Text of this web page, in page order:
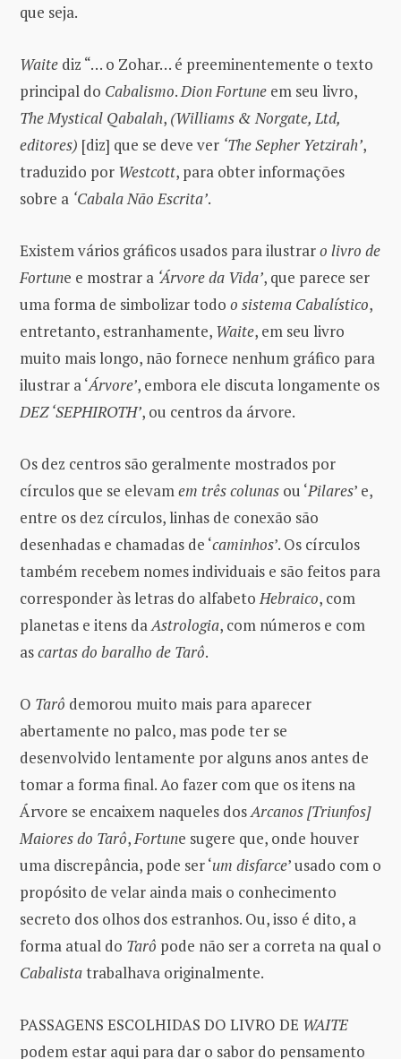
que seja.
Waite diz “… o Zohar… é preeminentemente o texto
principal do Cabalismo.Dion Fortune em seu livro,
The Mystical Qabalah, (Williams & Norgate, Ltd,
editores) [diz] que se deve ver ‘The Sepher Yetzirah’,
traduzido por Westcott, para obter informações
sobre a ‘Cabala Não Escrita’.
Existem vários gráficos usados ​​para ilustraro livro de
Fortune e mostrar a ‘Árvore da Vida’, que parece ser
uma forma de simbolizar todo o sistema Cabalístico,
entretanto, estranhamente, Waite, em seu livro
muito mais longo, não fornece nenhum gráfico para
ilustrar a ‘Árvore’, embora ele discuta longamente os
DEZ ‘SEPHIROTH’, ou centros da árvore.
Os dez centros são geralmente mostrados por
círculos que se elevamem três colunas ou ‘Pilares’ e,
entre os dez círculos, linhas de conexão são
desenhadas e chamadas de ‘caminhos’. Os círculos
também recebem nomes individuais e são feitos para
corresponder às letras do alfabetoHebraico, com
planetas e itens daAstrologia, com números e com
ascartas do baralho de Tarô.
O Tarô demorou muito mais para aparecer
abertamente no palco, mas pode ter se
desenvolvido lentamente por alguns anos antes de
tomar a forma final. Ao fazer com que os itens na
Árvore se encaixem naqueles dosArcanos [Triunfos]
Maiores do Tarô,Fortune sugere que, onde houver
uma discrepância, pode ser ‘um disfarce’ usado com o
propósito de velar ainda mais o conhecimento
secreto dos olhos dos estranhos. Ou, isso é dito, a
forma atual do Tarô pode não ser a correta na qual o
Cabalistatrabalhava originalmente.
PASSAGENS ESCOLHIDAS DO LIVRO DE WAITE
podem estar aqui para dar o sabor do pensamento